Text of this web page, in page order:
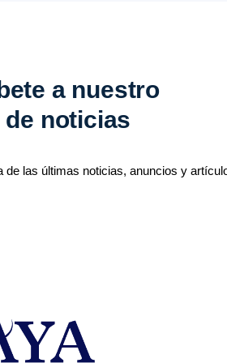
a nuestro
de noticias
de las últimas noticias, anuncios y